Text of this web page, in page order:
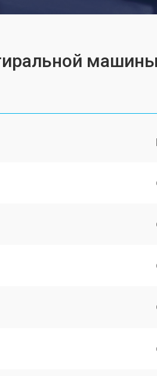
машины